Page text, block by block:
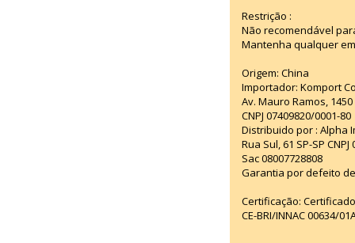
Restrição :
Não recomendável
Mantenha qualquer
Origem: China
Importador: Komport
Av. Mauro Ramos,
CNPJ 07409820/0001-80
Distribuido por : Alpha
Rua Sul, 61 SP-SP
Sac 08007728808
Garantia por defeito
Certificação:
CE-BRI/INNAC 00634/